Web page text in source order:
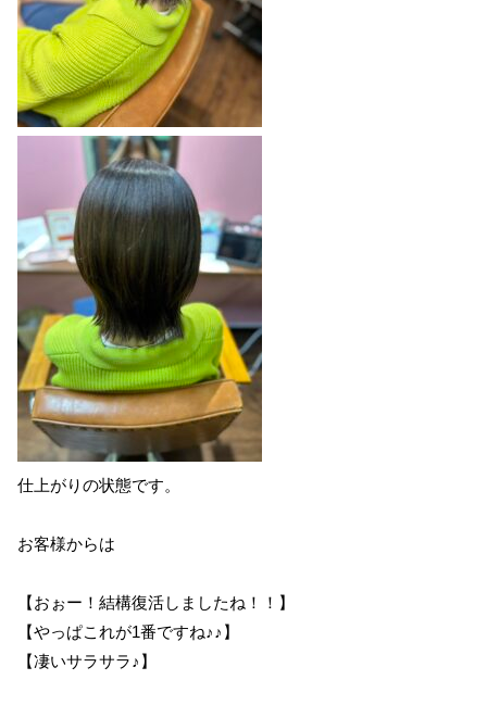
仕上がりの状態です。
お客様からは
【おぉー！結構復活しましたね！！】
【やっぱこれが1番ですね♪♪】
【凄いサラサラ♪】